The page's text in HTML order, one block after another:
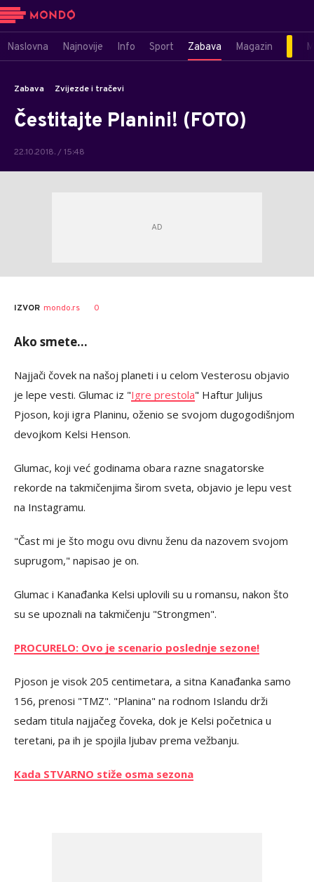
Naslovna Najnovije Info Sport Zabava Magazin
Zabava Zvijezde i tračevi
Čestitajte Planini! (FOTO)
22.10.2018. / 15:48
IZVOR mondo.rs 0
Ako smete...
Najjači čovek na našoj planeti i u celom Vesterosu objavio
je lepe vesti. Glumac iz "Igre prestola" Haftur Julijus
Pjoson, koji igra Planinu, oženio se svojom dugogodišnjom
devojkom Kelsi Henson.
Glumac, koji već godinama obara razne snagatorske
rekorde na takmičenjima širom sveta, objavio je lepu vest
na Instagramu.
"Čast mi je što mogu ovu divnu ženu da nazovem svojom
suprugom," napisao je on.
Glumac i Kanađanka Kelsi uplovili su u romansu, nakon što
su se upoznali na takmičenju "Strongmen".
PROCURELO: Ovo je scenario poslednje sezone!
Pjoson je visok 205 centimetara, a sitna Kanađanka samo
156, prenosi "TMZ". "Planina" na rodnom Islandu drži
sedam titula najjačeg čoveka, dok je Kelsi početnica u
teretani, pa ih je spojila ljubav prema vežbanju.
Kada STVARNO stiže osma sezona